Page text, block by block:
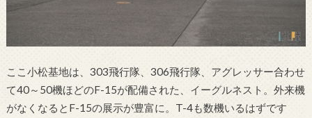
ここ小松基地は、303飛行隊、306飛行隊、アグレッサー合わせ
て40～50機ほどのF-15が配備された、イーグルネスト。外来機
がなくなるとF-15の展示が豊富に。T-4も数機いるはずです